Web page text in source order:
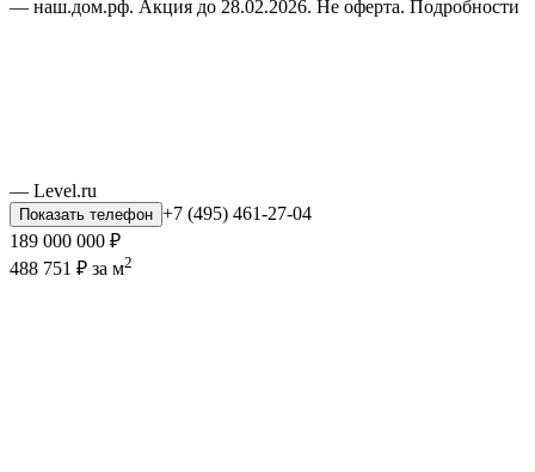
— наш.дом.рф. Акция до 28.02.2026. Не оферта. Подробности
— Level.ru
Показать телефон +7 (495) 461-27-04
189 000 000 ₽
488 751 ₽ за м2